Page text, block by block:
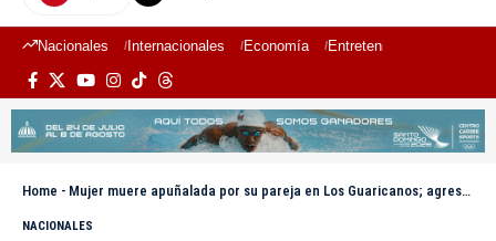
Nacionales Internacionales Economía Entretenimiento
Home - Mujer muere apuñalada por su pareja en Los Guaricanos; agresor está detenido
NACIONALES